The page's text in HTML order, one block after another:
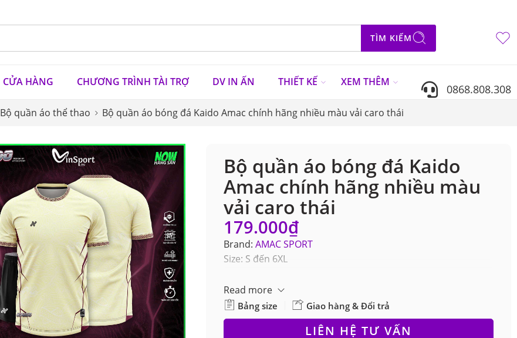
TÌM KIẾM
CỬA HÀNG CHƯƠNG TRÌNH TÀI TRỢ DV IN ẤN THIẾT KẾ XEM THÊM 0868.808.308
Bộ quần áo thể thao Bộ quần áo bóng đá Kaido Amac chính hãng nhiều màu vải caro thái
Bộ quần áo bóng đá Kaido
Amac chính hãng nhiều màu
vải caro thái
179.000₫
Brand: AMAC SPORT
Size: S đến 6XL
Read more
Bảng size Giao hàng & Đổi trả
LIÊN HỆ TƯ VẤN